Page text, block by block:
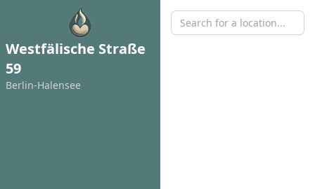
Westfälische Straße
59
Berlin-Halensee